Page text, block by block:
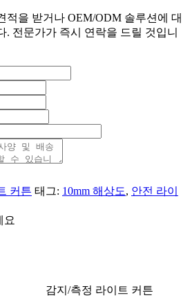
적을 받거나 OEM/ODM 솔루션에 대
. 전문가가 즉시 연락을 드릴 것입니
커튼 태그: 10mm 해상도, 안전 라이
요
감지/측정 라이트 커튼